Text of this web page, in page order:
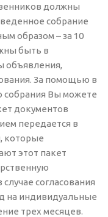
должны
собрание
образом – за 10
быть в
объявления,
За помощью в
собрания Вы можете
документов
передается в
которые
этот пакет
согласования
на индивидуальные
трех месяцев.